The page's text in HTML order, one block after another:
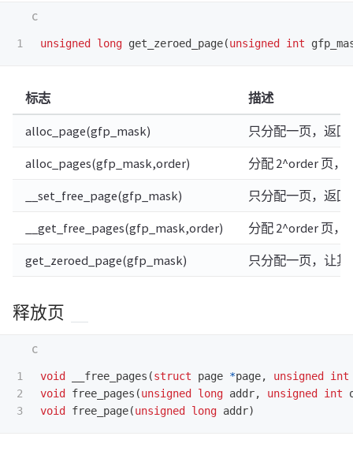
unsigned long get_zeroed_page(unsigned int
标志 描述
alloc_page(gfp_mask) 只分配一页，返
alloc_pages(gfp_mask,order) 分配 2^order 页，
__set_free_page(gfp_mask) 只分配一页，返
__get_free_pages(gfp_mask,order) 分配 2^order 页，
get_zeroed_page(gfp_mask) 只分配一页，让
释放页
1
2
void __free_pages (struct page *page, unsigned
int
void
free_pages (unsigned long addr, unsigned int
void
free_page(unsigned long addr)